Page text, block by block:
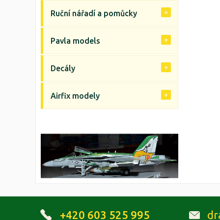
Ruční nářadí a pomůcky
Pavla models
Decály
Airfix modely
+420 603 525 995